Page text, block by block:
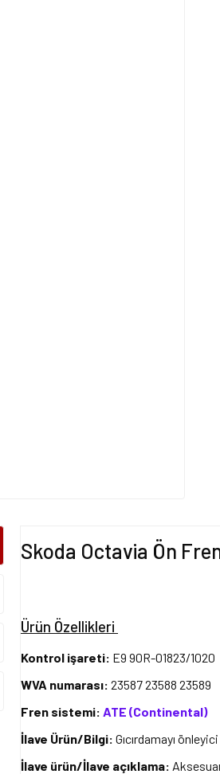
Skoda Octavia Ön
Ürün Özellikleri
Kontrol işareti: E9 90R-01823/1020
WVA numarası: 23587 23588 23589
Fren sistemi: ATE (Continental)
İlave Ürün/Bilgi: Gıcırdamayı
İlave ürün/İlave açıklama: